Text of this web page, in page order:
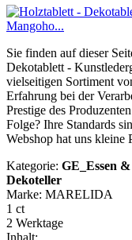
Sie finden auf dieser
Dekotablett -
vielseitigen Sortiment
Erfahrung bei der
Prestige des
Folge? Ihre Standards
Webshop hat uns kleine
Kategorie: GE_Essen
Dekoteller
Marke: MARELIDA
1 ct
2 Werktage
Inhalt: